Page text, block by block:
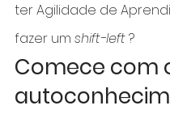
ter Agilidade de
fazer um shift-left ?
Comece com